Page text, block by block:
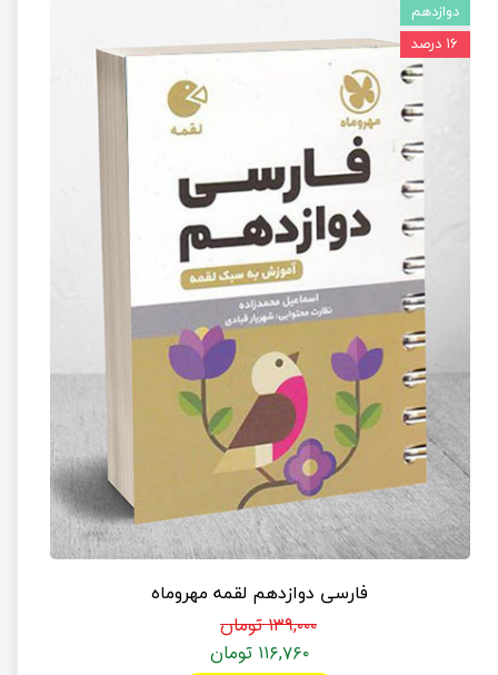
فارسی دوازدهم لقمه مهروماه
۱۳۹,۰۰۰ تومان
۱۱۶,۷۶۰ تومان
دوازدهم
۱۶ درصد